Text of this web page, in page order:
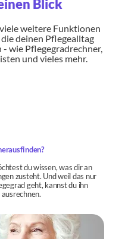
Blick
weitere Funktionen
deinen Pflegealltag
wie Pflegegradrechner,
und vieles mehr.
du wissen, was dir an
zusteht. Und weil das nur
geht, kannst du ihn